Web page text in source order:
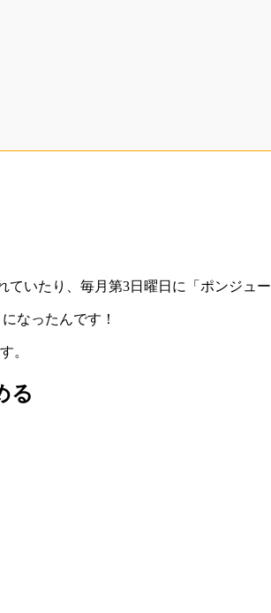
いたり、毎月第3日曜日に「ポンジュ
なったんです！
。
る